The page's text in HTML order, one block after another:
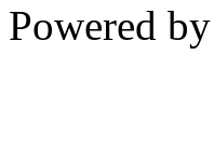
Powered by